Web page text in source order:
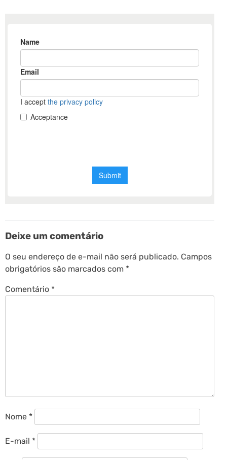
Deixe um comentário
O seu endereço de e-mail não será publicado. Campos
obrigatórios são marcados com *
Comentário *
Nome *
E-mail *